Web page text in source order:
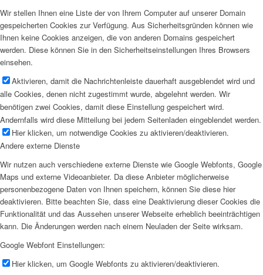
Wir stellen Ihnen eine Liste der von Ihrem Computer auf unserer Domain
gespeicherten Cookies zur Verfügung. Aus Sicherheitsgründen können wie
Ihnen keine Cookies anzeigen, die von anderen Domains gespeichert
werden. Diese können Sie in den Sicherheitseinstellungen Ihres Browsers
einsehen.
Aktivieren, damit die Nachrichtenleiste dauerhaft ausgeblendet wird und
alle Cookies, denen nicht zugestimmt wurde, abgelehnt werden. Wir
benötigen zwei Cookies, damit diese Einstellung gespeichert wird.
Andernfalls wird diese Mitteilung bei jedem Seitenladen eingeblendet werden.
Hier klicken, um notwendige Cookies zu aktivieren/deaktivieren.
Andere externe Dienste
Wir nutzen auch verschiedene externe Dienste wie Google Webfonts, Google
Maps und externe Videoanbieter. Da diese Anbieter möglicherweise
personenbezogene Daten von Ihnen speichern, können Sie diese hier
deaktivieren. Bitte beachten Sie, dass eine Deaktivierung dieser Cookies die
Funktionalität und das Aussehen unserer Webseite erheblich beeinträchtigen
kann. Die Änderungen werden nach einem Neuladen der Seite wirksam.
Google Webfont Einstellungen:
Hier klicken, um Google Webfonts zu aktivieren/deaktivieren.